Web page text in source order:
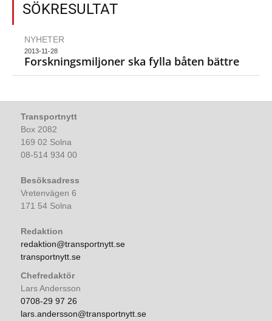
SÖKRESULTAT
NYHETER
2013-11-28
Forskningsmiljoner ska fylla båten bättre
Transportnytt
Box 2082
169 02 Solna
08-514 934 00
Besöksadress
Vretenvägen 6
171 54 Solna
Redaktion
redaktion@transportnytt.se
transportnytt.se
Chefredaktör
Lars Andersson
0708-29 97 26
lars.andersson@transportnytt.se